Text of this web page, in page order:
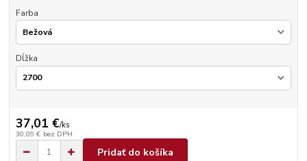
Farba
Dĺžka
37,01 €/ks
30,09 € bez DPH
Pridať do košíka